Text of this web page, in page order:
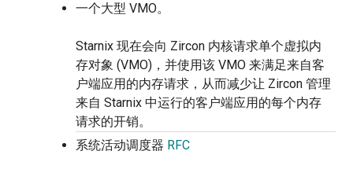
一个大型 VMO。
Starnix 现在会向 Zircon 内核请求单个虚拟内
存对象 (VMO)，并使用该 VMO 来满足来自客
户端应用的内存请求，从而减少让 Zircon 管理
来自 Starnix 中运行的客户端应用的每个内存
请求的开销。
系统活动调度器 RFC